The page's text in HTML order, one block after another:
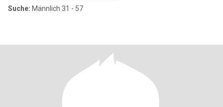
Suche: Männlich 31 - 57